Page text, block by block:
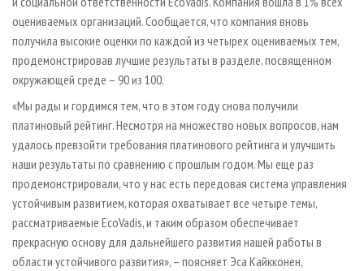
БИОЭНЕРГЕТИКА
ЦБП
ИНСТРУМЕНТ И МАТЕРИАЛЫ
RUSSIAN FORESTRY REVIEW
ГАЗЕТА ЛЕСПРОМФОРУМ
БИБЛИОТЕКА СПЕЦИАЛИСТА
оцениваемых организаций. Сообщается, что компания вновь
получила высокие оценки по каждой из четырех оцениваемых тем,
продемонстрировав лучшие результаты в разделе, посвященном
окружающей среде – 90 из 100.
«Мы рады и гордимся тем, что в этом году снова получили
платиновый рейтинг. Несмотря на множество новых вопросов, нам
удалось превзойти требования платинового рейтинга и улучшить
наши результаты по сравнению с прошлым годом. Мы еще раз
продемонстрировали, что у нас есть передовая система управления
устойчивым развитием, которая охватывает все четыре темы,
рассматриваемые EcoVadis, и таким образом обеспечивает
прекрасную основу для дальнейшего развития нашей работы в
области устойчивого развития», – поясняет Эса Кайкконен,